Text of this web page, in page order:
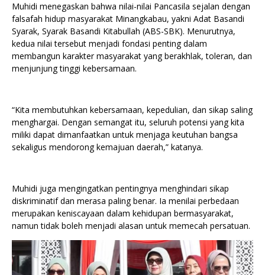
Muhidi menegaskan bahwa nilai-nilai Pancasila sejalan dengan
falsafah hidup masyarakat Minangkabau, yakni Adat Basandi
Syarak, Syarak Basandi Kitabullah (ABS-SBK). Menurutnya,
kedua nilai tersebut menjadi fondasi penting dalam
membangun karakter masyarakat yang berakhlak, toleran, dan
menjunjung tinggi kebersamaan.
“Kita membutuhkan kebersamaan, kepedulian, dan sikap saling
menghargai. Dengan semangat itu, seluruh potensi yang kita
miliki dapat dimanfaatkan untuk menjaga keutuhan bangsa
sekaligus mendorong kemajuan daerah,” katanya.
Muhidi juga mengingatkan pentingnya menghindari sikap
diskriminatif dan merasa paling benar. Ia menilai perbedaan
merupakan keniscayaan dalam kehidupan bermasyarakat,
namun tidak boleh menjadi alasan untuk memecah persatuan.